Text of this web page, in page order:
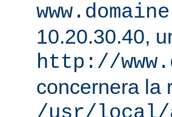
10.20.30.40,
http://
concernera la